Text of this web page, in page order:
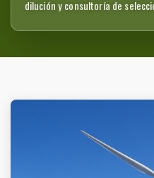
dilución y consultoría de